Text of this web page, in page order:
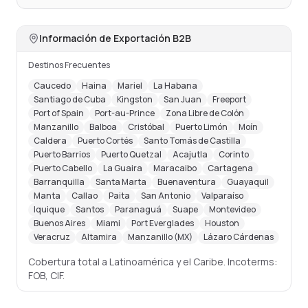
Información de Exportación B2B
Destinos Frecuentes
Caucedo
Haina Mariel
La Habana
Santiago de Cuba
Kingston San Juan
Freeport
Port of Spain
Port-au-Prince
Zona Libre de Colón
Manzanillo
Balboa Cristóbal Puerto Limón
Moín
Caldera
Puerto Cortés
Santo Tomás de Castilla
Puerto Barrios
Puerto Quetzal Acajutla
Corinto
Puerto Cabello
La Guaira Maracaibo
Cartagena
Barranquilla
Santa Marta Buenaventura
Guayaquil
Manta
Callao Paita San Antonio
Valparaíso
Iquique
Santos Paranaguá Suape
Montevideo
Buenos Aires
Miami Port Everglades
Houston
Veracruz
Altamira Manzanillo (MX) Lázaro Cárdenas
Cobertura total a Latinoamérica y el Caribe. Incoterms:
FOB, CIF.